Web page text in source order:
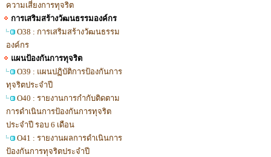
ความเสี่ยงการทุจริต
การเสริมสร้างวัฒนธรรมองค์กร
O38 : การเสริมสร้างวัฒนธรรม
องค์กร
แผนป้องกันการทุจริต
O39 : แผนปฏิบัติการป้องกันการ
ทุจริตประจำปี
O40 : รายงานการกำกับติดตาม
การดำเนินการป้องกันการทุจริต
ประจำปี รอบ 6 เดือน
O41 : รายงานผลการดำเนินการ
ป้องกันการทุจริตประจำปี